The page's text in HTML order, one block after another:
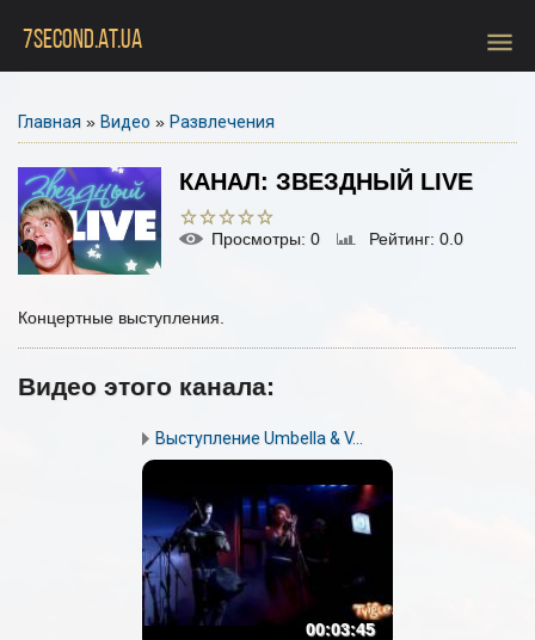
7SECOND.AT.UA menu
Главная » Видео » Развлечения
КАНАЛ: ЗВЕЗДНЫЙ LIVE
Просмотры: 0 Рейтинг: 0.0
Концертные выступления.
Видео этого канала:
Выступление Umbella & V...
00:03:45